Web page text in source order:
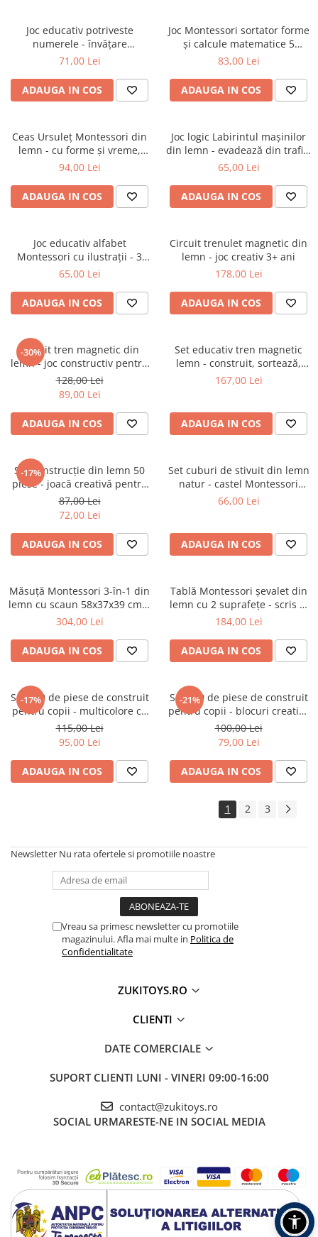
Joc educativ potriveste
numerele - învățare
matematică copii 3 ani+
71,00 Lei
ADAUGA IN COS
Joc Montessori sortator forme
și calcule matematice 5
coloane - copii 3 ani+
83,00 Lei
ADAUGA IN COS
Ceas Ursuleț Montessori din
lemn - cu forme și vreme,
pentru copii 3 ani+
94,00 Lei
ADAUGA IN COS
Joc logic Labirintul mașinilor
din lemn - evadează din trafic,
pentru copii 3 ani+
65,00 Lei
ADAUGA IN COS
Joc educativ alfabet
Montessori cu ilustrații - 3
ani+
65,00 Lei
ADAUGA IN COS
Circuit trenulet magnetic din
lemn - joc creativ 3+ ani
178,00 Lei
ADAUGA IN COS
-30%
Circuit tren magnetic din
lemn - joc constructiv pentru
copii 3 ani+
128,00 Lei
89,00 Lei
ADAUGA IN COS
Set educativ tren magnetic
lemn - construit, sortează,
învață 3 ani+
167,00 Lei
ADAUGA IN COS
-17%
Set construcție din lemn 50
piese - joacă creativă pentru
copii 3+
87,00 Lei
72,00 Lei
ADAUGA IN COS
Set cuburi de stivuit din lemn
natur - castel Montessori
pentru copii 3 ani+
66,00 Lei
ADAUGA IN COS
Măsuță Montessori 3-în-1 din
lemn cu scaun 58x37x39 cm |
copii 3 ani+
304,00 Lei
ADAUGA IN COS
Tablă Montessori șevalet din
lemn cu 2 suprafețe - scris și
desen 85cm - 3 ani+
184,00 Lei
ADAUGA IN COS
-17%
Set 320 de piese de construit
pentru copii - multicolore cu
cutie de depozitare
115,00 Lei
95,00 Lei
ADAUGA IN COS
-21%
Set 500 de piese de construit
pentru copii - blocuri creative
educative
100,00 Lei
79,00 Lei
ADAUGA IN COS
1 2 3
Newsletter Nu rata ofertele si promotiile noastre
Vreau sa primesc newsletter cu promotiile
magazinului. Afla mai multe in Politica de
Confidentialitate
ZUKITOYS.RO
CLIENTI
DATE COMERCIALE
SUPORT CLIENTI LUNI - VINERI 09:00-16:00
contact@zukitoys.ro
SOCIAL URMARESTE-NE IN SOCIAL MEDIA